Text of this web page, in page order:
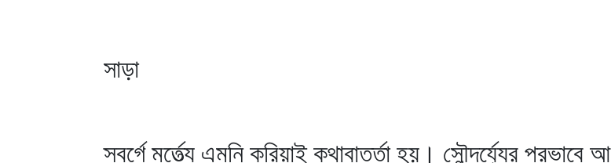
সাড়া
স্বর্গে মর্ত্ত্যে এমনি করিয়াই কথাবার্ত্তা হয়। সৌন্দর্য্যের